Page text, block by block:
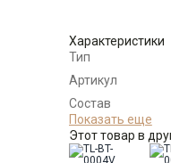
50
52
Характеристики
Тип
Артикул
Состав
сырья
Бренд
Показать еще
Этот товар в